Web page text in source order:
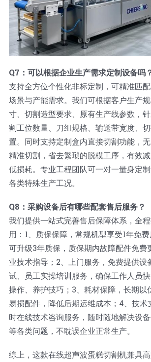
Q7：可以根据企业生产需求定制设备吗
支持全方位个性化非标定制，可精准匹
场景与产能需求。我们可根据客户生产
寸、切割造型要求、原有生产线参数，
割工位数量、刀组规格、输送带宽度、
置。同时支持定制盒内直接切割功能，
精准切割，省去繁琐的脱模工序，有效
低损耗。专业工程团队可一对一量身定
各类特殊生产工况。
Q8：采购设备后有哪些配套售后服务？
我们提供一站式完善售后保障体系，全
用：1、质保保障，常规机型享受1年免
可升级3年质保，质保期内故障配件免费
业技术指导；2、上门服务，免费提供设
试、员工实操培训服务，确保工作人员
操作、养护技巧；3、耗材保障，长期以
易损配件，降低后期运维成本；4、技术
时在线技术咨询服务，随时随地解决设
等各类问题，不耽误企业正常生产。
综上，这款在线超声波蛋糕切割机兼具高